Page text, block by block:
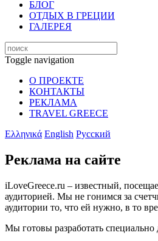
БЛОГ
ОТДЫХ В ГРЕЦИИ
ГАЛЕРЕЯ
Toggle navigation
О ПРОЕКТЕ
КОНТАКТЫ
РЕКЛАМА
TRAVEL GREECE
Ελληνικά English Русский
Реклама на сайте
iLoveGreece.ru – известный,
аудиторией. Мы не гонимся за
аудитории то, что ей нужно, в то
Мы готовы разработать специально